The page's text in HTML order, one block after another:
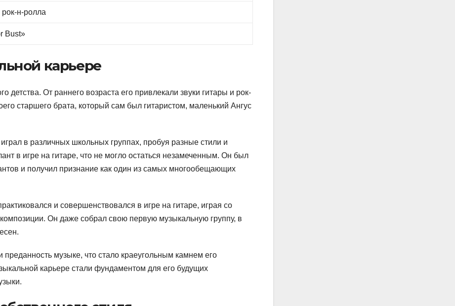
н-ролла
Bust»
карьере
детства. От раннего возраста его привлекали звуки гитары и рок-
старшего брата, который сам был гитаристом, маленький Ангус
в различных школьных группах, пробуя разные стили и
в игре на гитаре, что не могло остаться незамеченным. Он был
и получил признание как один из самых многообещающих
и совершенствовался в игре на гитаре, играя со
Он даже собрал свою первую музыкальную группу, в
преданность музыке, что стало краеугольным камнем его
карьере стали фундаментом для его будущих